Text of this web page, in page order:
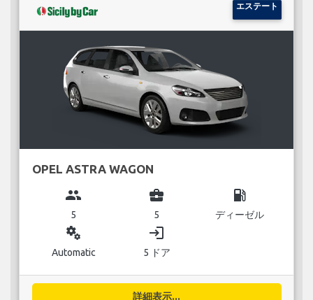
エステート
OPEL ASTRA WAGON
group
5
business_center
5
local_gas_station
ディーゼル
miscellaneous_services
Automatic
login
5 ドア
詳細表示...